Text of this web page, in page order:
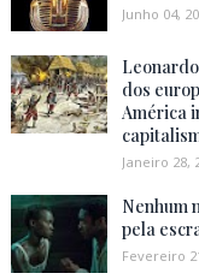
Junho 04,
dos
América
Janeiro 28,
Nenhum
pela
Fevereiro